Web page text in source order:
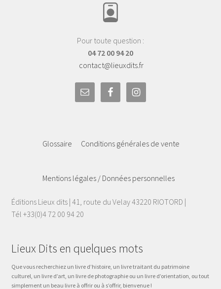
Pour toute question :
04 72 00 94 20
contact@lieuxdits.fr
Glossaire Conditions générales de vente
Mentions légales / Données personnelles
Éditions Lieux dits | 41, route du Velay 43220 RIOTORD |
Tél +33(0)4 72 00 94 20
Lieux Dits en quelques mots
Que vous recherchiez un livre d’histoire, un livre traitant du patrimoine
culturel, un livre d’art, un livre de photographie ou un livre d’orientation, ou tout
simplement un beau livre à offrir ou à s’offrir, bienvenue !